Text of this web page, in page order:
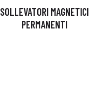
SOLLEVATORI MAGNETICI
PERMANENTI